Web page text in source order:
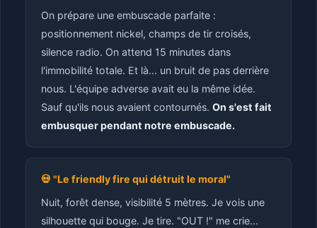
On prépare une embuscade parfaite :
positionnement nickel, champs de tir croisés,
silence radio. On attend 15 minutes dans
l'immobilité totale. Et là... un bruit de pas derrière
nous. L'équipe adverse avait eu la même idée.
Sauf qu'ils nous avaient contournés. On s'est fait
embusquer pendant notre embuscade.
💀 "Le friendly fire qui détruit le moral"
Nuit, forêt dense, visibilité 5 mètres. Je vois une
silhouette qui bouge. Je tire. "OUT !" me crie...